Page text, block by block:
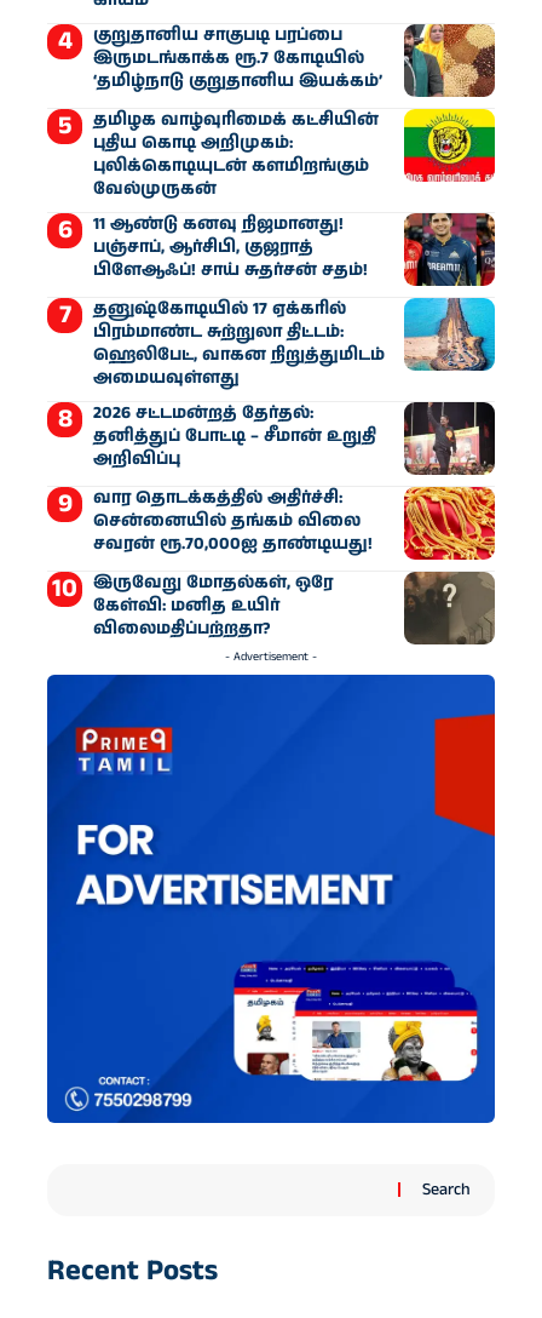
குறுதானிய சாகுபடி பரப்பை
இருமடங்காக்க ரூ.7 கோடியில்
‘தமிழ்நாடு குறுதானிய இயக்கம்’
தமிழக வாழ்வுரிமைக் கட்சியின்
புதிய கொடி அறிமுகம்:
புலிக்கொடியுடன் களமிறங்கும்
வேல்முருகன்
11 ஆண்டு கனவு நிஜமானது!
பஞ்சாப், ஆர்சிபி, குஜராத்
பிளேஆஃப்! சாய் சுதர்சன் சதம்!
தனுஷ்கோடியில் 17 ஏக்கரில்
பிரம்மாண்ட சுற்றுலா திட்டம்:
ஹெலிபேட், வாகன நிறுத்துமிடம்
அமையவுள்ளது
2026 சட்டமன்றத் தேர்தல்:
தனித்துப் போட்டி – சீமான் உறுதி
அறிவிப்பு
வார தொடக்கத்தில் அதிர்ச்சி:
சென்னையில் தங்கம் விலை
சவரன் ரூ.70,000ஐ தாண்டியது!
இருவேறு மோதல்கள், ஒரே
கேள்வி: மனித உயிர்
விலைமதிப்பற்றதா?
- Advertisement -
Search
Recent Posts